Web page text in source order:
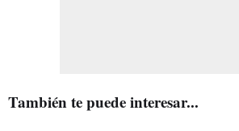
También te puede interesar...